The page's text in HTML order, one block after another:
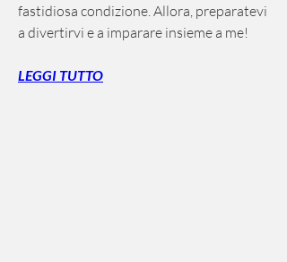
fastidiosa condizione. Allora, preparatevi
a divertirvi e a imparare insieme a me!
LEGGI TUTTO